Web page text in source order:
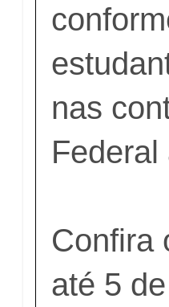
nas
Confira
até 5